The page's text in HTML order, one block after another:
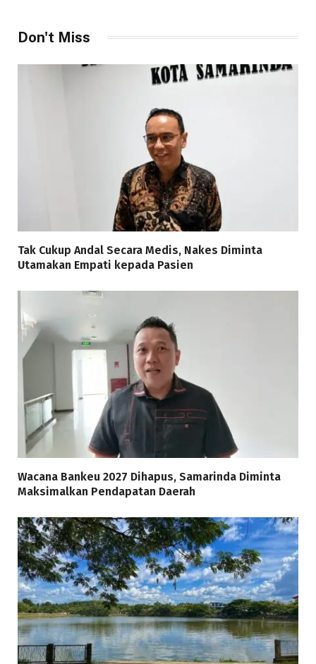
Don't Miss
Tak Cukup Andal Secara Medis, Nakes Diminta
Utamakan Empati kepada Pasien
Wacana Bankeu 2027 Dihapus, Samarinda Diminta
Maksimalkan Pendapatan Daerah